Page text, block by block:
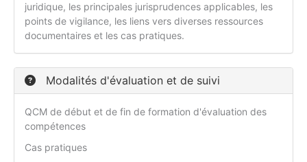
juridique, les principales jurisprudences applicables, les
points de vigilance, les liens vers diverses ressources
documentaires et les cas pratiques.
Modalités d'évaluation et de suivi
QCM de début et de fin de formation d'évaluation des
compétences
Cas pratiques